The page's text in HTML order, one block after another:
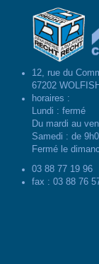
12, rue du
67202
horaires :
Lundi : fermé
Du mardi au
Samedi : de
Fermé le
03 88 77 19 96
fax : 03 88 76